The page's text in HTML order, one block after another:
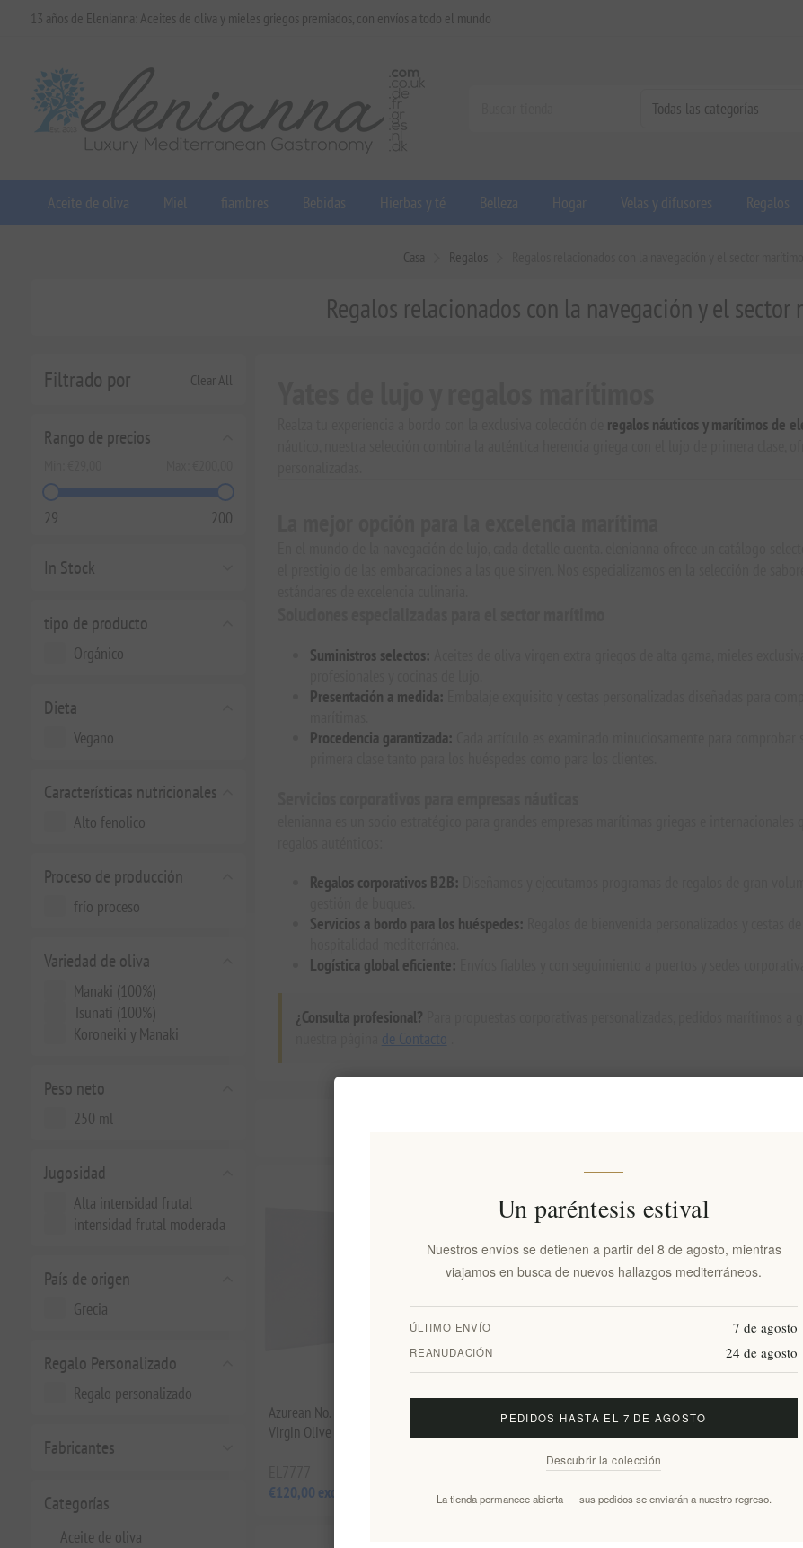
13 años de Elenianna: Aceites de oliva y mieles griegos premiados, con envíos a todo el mundo
Aceite de oliva Miel fiambres Bebidas Hierbas y té Belleza Hogar Velas y difusores Regalos
Casa Regalos
Filtrado por Clear All
Rango de precios
29 200
In Stock
tipo de producto
Orgánico
Dieta
Vegano
Características nutricionales
Alto fenolico
Proceso de producción
frío proceso
Variedad de oliva
Manaki (100%)
Tsunati (100%)
Koroneiki y Manaki
Peso neto
250 ml
Jugosidad
Alta intensidad frutal
intensidad frutal moderada
País de origen
Grecia
Regalo Personalizado
Regalo personalizado
Fabricantes
Categorías
Aceite de oliva
Regalos relacionados con la navegación y el
regalos náuticos y marítimos de
Suministros selectos:
Presentación a medida:
Procedencia garantizada:
Regalos corporativos B2B:
Servicios a bordo para los huéspedes:
Logística global eficiente:
¿Consulta profesional?
de Contacto
Azurean No. 1 Cretan Wild Extra
Virgin Olive Oil 250ml
€120,00 excl impuestos
Juego de 4 posavasos cuadrados de
personalizado y base de corcho
€35,00 excl impuestos
La caja de
Un paréntesis estival
Nuestros envíos se detienen a partir del 8 de agosto, mientras
viajamos en busca de nuevos hallazgos mediterráneos.
ÚLTIMO ENVÍO 7 de agosto
REANUDACIÓN 24 de agosto
PEDIDOS HASTA EL 7 DE AGOSTO
Descubrir la colección
La tienda permanece abierta — sus pedidos se enviarán a nuestro regreso.